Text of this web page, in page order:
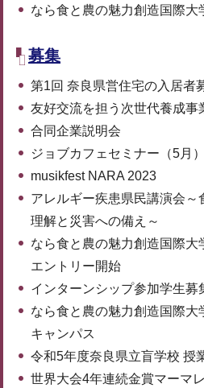
なら食と農の魅力創造国際
募集
第1回 奈良県営住宅の入居者
友好交流を担う次世代養成事
合同企業説明会
ジョブカフェセミナー（5月）
musikfest NARA 2023
アレルギー疾患県民講演会～
理解と災害への備え～
なら食と農の魅力創造国際
エントリー開始
インターンシップ参加学生募
なら食と農の魅力創造国際
キャンパス
令和5年度奈良県立盲学校 授
世界大会4年連続金賞マーマ